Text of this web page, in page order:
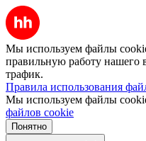
Мы используем файлы
правильную работу нашего
трафик.
Правила использования
Мы используем файлы
файлов cookie
Понятно